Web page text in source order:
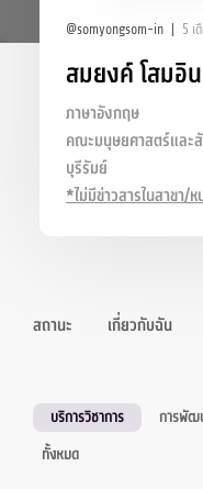
@somyongsom-in 5 เ
สมยงค์ โสมอิ
ภาษาอังกฤษ
คณะมนุษยศาสตร์และ
บุรีรัมย์
*ไม่มีข่าวสารในสาขา/
สถานะ เกี่ยวกับฉัน
บริการวิชาการ การพัฒ
ทั้งหมด